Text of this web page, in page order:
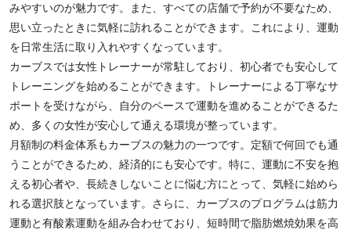
みやすいのが魅力です。また、すべての店舗で予約が不要なため、
思い立ったときに気軽に訪れることができます。これにより、運動
を日常生活に取り入れやすくなっています。
カーブスでは女性トレーナーが常駐しており、初心者でも安心して
トレーニングを始めることができます。トレーナーによる丁寧なサ
ポートを受けながら、自分のペースで運動を進めることができるた
め、多くの女性が安心して通える環境が整っています。
月額制の料金体系もカーブスの魅力の一つです。定額で何回でも通
うことができるため、経済的にも安心です。特に、運動に不安を抱
える初心者や、長続きしないことに悩む方にとって、気軽に始めら
れる選択肢となっています。さらに、カーブスのプログラムは筋力
運動と有酸素運動を組み合わせており、短時間で脂肪燃焼効果を高